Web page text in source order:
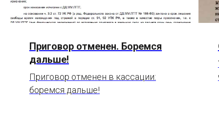
Приговор отменен. Боремся
дальше!
Приговор отменен в кассации:
боремся дальше!